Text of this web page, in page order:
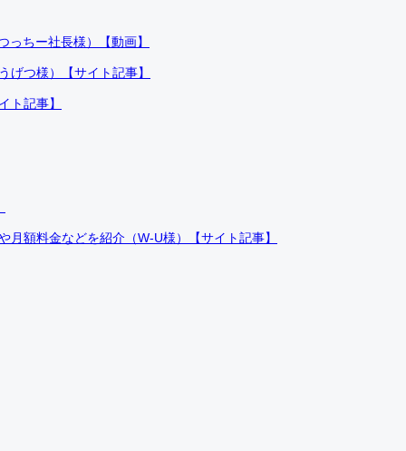
ちー社長様）【動画】
げつ様）【サイト記事】
ト記事】
額料金などを紹介（W-U様）【サイト記事】